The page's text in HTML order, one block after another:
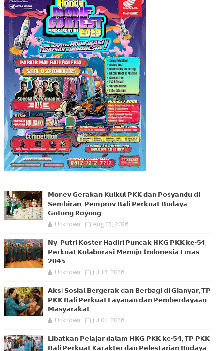
𝗠𝗼𝗻𝗲𝘃 𝗚𝗲𝗿𝗮𝗸𝗮𝗻 𝗞𝘂𝗹𝗸𝘂𝗹 𝗣𝗞𝗞 𝗱𝗮𝗻 𝗣𝗼𝘀𝘆𝗮𝗻𝗱𝘂 𝗱𝗶
𝗦𝗲𝗺𝗯𝗶𝗿𝗮𝗻, 𝗣𝗲𝗺𝗽𝗿𝗼𝘃 𝗕𝗮𝗹𝗶 𝗣𝗲𝗿𝗸𝘂𝗮𝘁 𝗕𝘂𝗱𝗮𝘆𝗮
𝗚𝗼𝘁𝗼𝗻𝗴 𝗥𝗼𝘆𝗼𝗻𝗴
Unknown Aug 03, 2026
𝗡𝘆. 𝗣𝘂𝘁𝗿𝗶 𝗞𝗼𝘀𝘁𝗲𝗿 𝗛𝗮𝗱𝗶𝗿𝗶 𝗣𝘂𝗻𝗰𝗮𝗸 𝗛𝗞𝗚 𝗣𝗞𝗞 𝗸𝗲-𝟱𝟰,
𝗣𝗲𝗿𝗸𝘂𝗮𝘁 𝗞𝗼𝗹𝗮𝗯𝗼𝗿𝗮𝘀𝗶 𝗠𝗲𝗻𝘂𝗷𝘂 𝗜𝗻𝗱𝗼𝗻𝗲𝘀𝗶𝗮 𝗘𝗺𝗮𝘀
𝟮𝟬𝟰𝟱
Unknown Jul 13, 2026
𝗔𝗸𝘀𝗶 𝗦𝗼𝘀𝗶𝗮𝗹 𝗕𝗲𝗿𝗴𝗲𝗿𝗮𝗸 𝗱𝗮𝗻 𝗕𝗲𝗿𝗯𝗮𝗴𝗶 𝗱𝗶 𝗚𝗶𝗮𝗻𝘆𝗮𝗿, 𝗧𝗣
𝗣𝗞𝗞 𝗕𝗮𝗹𝗶 𝗣𝗲𝗿𝗸𝘂𝗮𝘁 𝗟𝗮𝘆𝗮𝗻𝗮𝗻 𝗱𝗮𝗻 𝗣𝗲𝗺𝗯𝗲𝗿𝗱𝗮𝘆𝗮𝗮𝗻
𝗠𝗮𝘀𝘆𝗮𝗿𝗮𝗸𝗮𝘁
Unknown Jul 04, 2026
𝗟𝗶𝗯𝗮𝘁𝗸𝗮𝗻 𝗣𝗲𝗹𝗮𝗷𝗮𝗿 𝗱𝗮𝗹𝗮𝗺 𝗛𝗞𝗚 𝗣𝗞𝗞 𝗸𝗲-𝟱𝟰, 𝗧𝗣 𝗣𝗞𝗞
𝗕𝗮𝗹𝗶 𝗣𝗲𝗿𝗸𝘂𝗮𝘁 𝗞𝗮𝗿𝗮𝗸𝘁𝗲𝗿 𝗱𝗮𝗻 𝗣𝗲𝗹𝗲𝘀𝘁𝗮𝗿𝗶𝗮𝗻 𝗕𝘂𝗱𝗮𝘆𝗮